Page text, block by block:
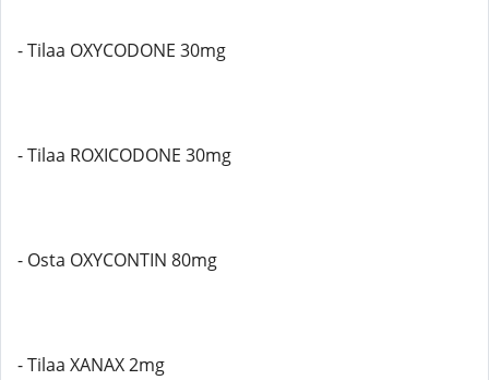
- Tilaa OXYCODONE 30mg
- Tilaa ROXICODONE 30mg
- Osta OXYCONTIN 80mg
- Tilaa XANAX 2mg